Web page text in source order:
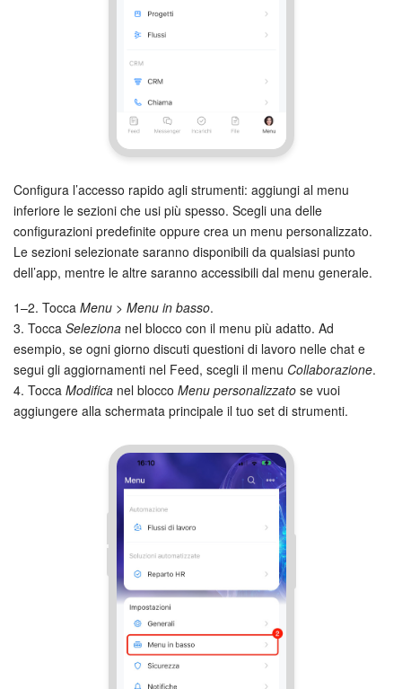
Knowledge base
Firma elettronica
Firma elettronica per HR
Automazione
Flussi di lavoro
Marketing
Telefonia
Mio profilo
Enterprise
Bitrix24 On-Premise
Bitrix24 Messenger
Domande generali
INIZIA GRATIS
Configura l’accesso rapido agli strumenti: aggiungi al menu
inferiore le sezioni che usi più spesso. Scegli una delle
configurazioni predefinite oppure crea un menu personalizzato.
Le sezioni selezionate saranno disponibili da qualsiasi punto
dell’app, mentre le altre saranno accessibili dal menu generale.
1–2. Tocca Menu > Menu in basso.
3. Tocca Seleziona nel blocco con il menu più adatto. Ad
esempio, se ogni giorno discuti questioni di lavoro nelle chat e
segui gli aggiornamenti nel Feed, scegli il menu Collaborazione.
4. Tocca Modifica nel blocco Menu personalizzato se vuoi
aggiungere alla schermata principale il tuo set di strumenti.